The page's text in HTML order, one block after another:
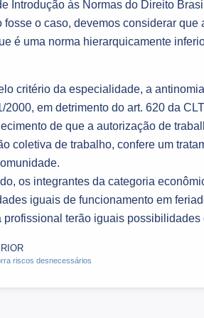
Introdução às Normas do Direito
fosse o caso, devemos considerar
é uma norma hierarquicamente
critério da especialidade, a
2000, em detrimento do art. 620 da
de que a autorização de
coletiva de trabalho, confere um
os integrantes da categoria
iguais de funcionamento em
profissional terão iguais
riscos desnecessários